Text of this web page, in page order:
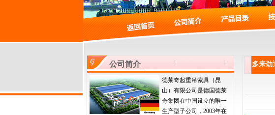
公司简介
德莱奇起重吊索具（昆
山）有限公司是德国德莱
奇集团在中国设立的唯一
生产型子公司，2003年在
多来劲